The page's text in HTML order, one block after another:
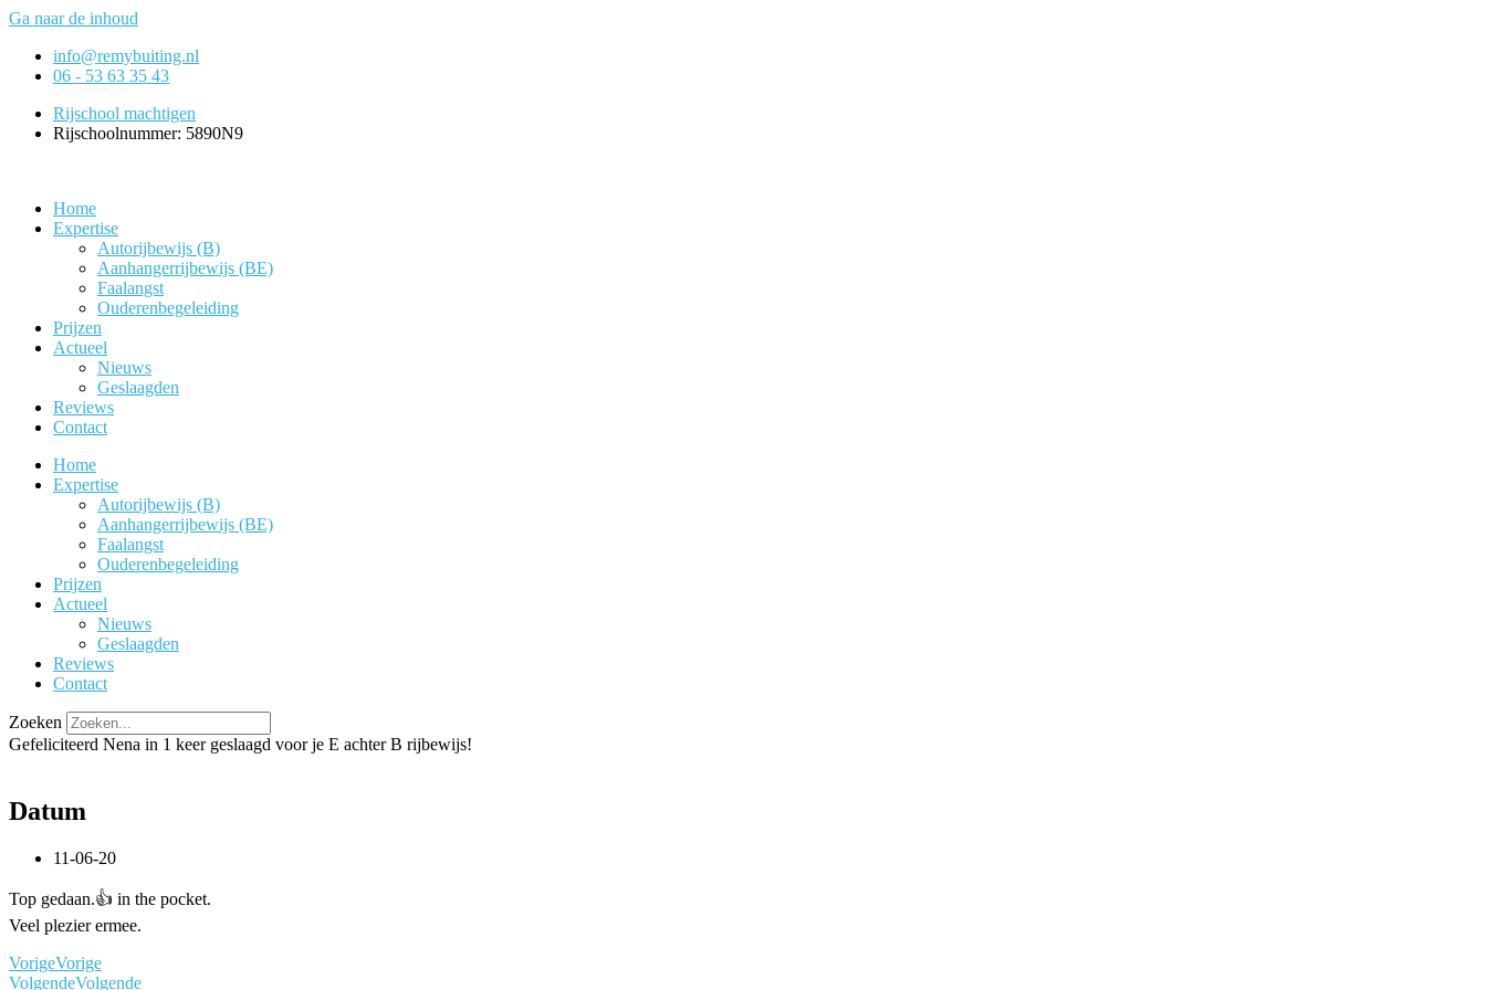
Ga naar de inhoud
info@remybuiting.nl
06 - 53 63 35 43
Rijschool machtigen
Rijschoolnummer: 5890N9
Home
Expertise
Autorijbewijs (B)
Aanhangerrijbewijs (BE)
Faalangst
Ouderenbegeleiding
Prijzen
Actueel
Nieuws
Geslaagden
Reviews
Contact
Home
Expertise
Autorijbewijs (B)
Aanhangerrijbewijs (BE)
Faalangst
Ouderenbegeleiding
Prijzen
Actueel
Nieuws
Geslaagden
Reviews
Contact
Zoeken
Gefeliciteerd Nena in 1 keer geslaagd voor je E achter B rijbewijs!
Datum
11-06-20
Top gedaan.👍 in the pocket.
Veel plezier ermee.
VorigeVorige
VolgendeVolgende